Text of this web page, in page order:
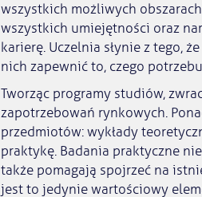
wszystkich możliwych
wszystkich umiejętności oraz
karierę. Uczelnia słynie z tego,
nich zapewnić to, czego
Tworząc programy studiów,
zapotrzebowań rynkowych.
przedmiotów: wykłady
praktykę. Badania praktyczne
także pomagają spojrzeć na
jest to jedynie wartościowy